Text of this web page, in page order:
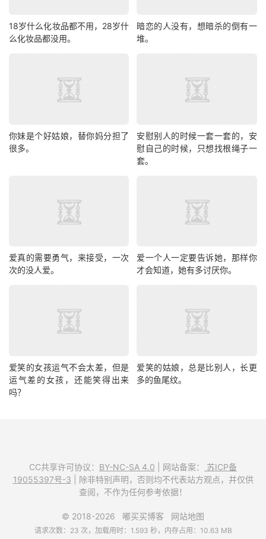
18岁什么化妆品都不用，28岁什
么化妆品都没用。
暗恋的人没有，想暗杀的倒有一
堆。
你妹是个好姑娘，替你妈分担了
很多。
安慰别人的时候一套一套的，安
慰自己的时候，只想找根绳子一
套。
爱真的需要勇气，来接受，一次
次的没人爱。
爱一个人一定要告诉她，那样你
才会知道，她有多讨厌你。
爱笑的女孩运气不会太差，但是
运气差的女孩，还能笑得出来
吗？
爱笑的姑娘，总是比别人，长更
多的鱼尾纹。
CC共享许可协议： BY-NC-SA 4.0 | 网站备案：
苏ICP备
19055397号-3 | 除非特别声明，否则均不代表站方观点，并仅供
查阅，不作为任何参考依据！
© 2018-2026 嘟买买博客 网站地图
请求次数：23 次，加载用时：1.593 秒，内存占用：10.63 MB